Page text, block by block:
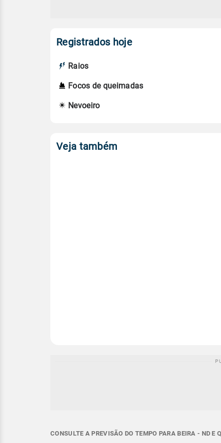
Registrados hoje
Raios
Focos de queimadas
Nevoeiro
Veja também
CONSULTE A PREVISÃO DO TEMPO PARA BEIRA - ND E